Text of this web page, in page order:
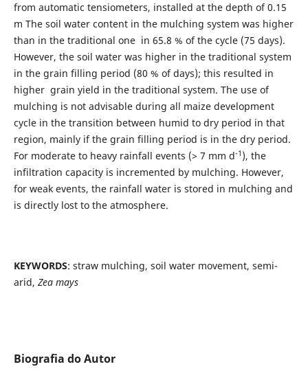
from automatic tensiometers, installed at the depth of 0.15
m The soil water content in the mulching system was higher
than in the traditional one in 65.8 % of the cycle (75 days).
However, the soil water was higher in the traditional system
in the grain filling period (80 % of days); this resulted in
higher grain yield in the traditional system. The use of
mulching is not advisable during all maize development
cycle in the transition between humid to dry period in that
region, mainly if the grain filling period is in the dry period.
For moderate to heavy rainfall events (> 7 mm d-1 ), the
infiltration capacity is incremented by mulching. However,
for weak events, the rainfall water is stored in mulching and
is directly lost to the atmosphere.
KEYWORDS: straw mulching, soil water movement, semi-
arid, Zea mays
Biografia do Autor